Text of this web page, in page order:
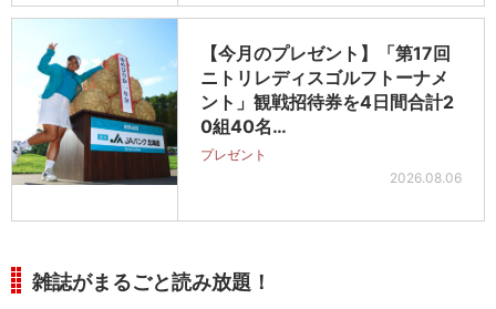
【今月のプレゼント】「第17回
ニトリレディスゴルフトーナメ
ント」観戦招待券を4日間合計2
0組40名…
プレゼント
2026.08.06
雑誌がまるごと読み放題！